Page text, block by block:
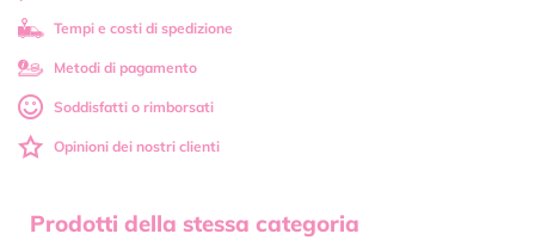
Tempi e costi di spedizione
Metodi di pagamento
Soddisfatti o rimborsati
Opinioni dei nostri clienti
Prodotti della stessa categoria